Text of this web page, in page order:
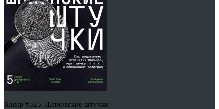
Хакер #325. Шпионские штучки